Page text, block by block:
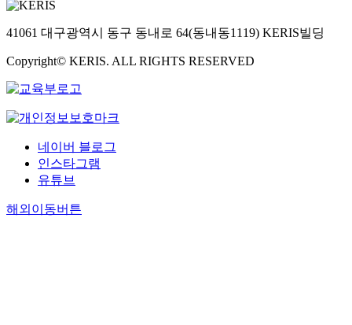
41061 대구광역시 동구 동내로 64(동내동1119) KERIS빌딩
Copyright© KERIS. ALL RIGHTS RESERVED
네이버 블로그
인스타그램
유튜브
해외이동버튼